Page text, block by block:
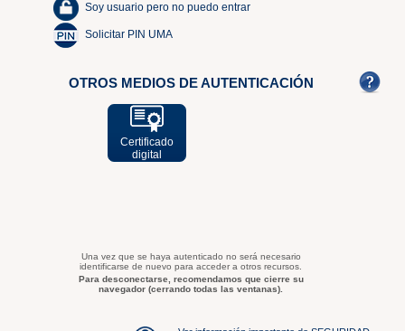
Soy usuario pero no puedo entrar
Solicitar PIN UMA
OTROS MEDIOS DE AUTENTICACIÓN
Certificado
digital
Una vez que se haya autenticado no será necesario
identificarse de nuevo para acceder a otros recursos.
Para desconectarse, recomendamos que cierre su
navegador (cerrando todas las ventanas).